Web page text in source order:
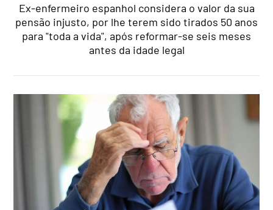
Ex-enfermeiro espanhol considera o valor da sua
pensão injusto, por lhe terem sido tirados 50 anos
para "toda a vida", após reformar-se seis meses
antes da idade legal